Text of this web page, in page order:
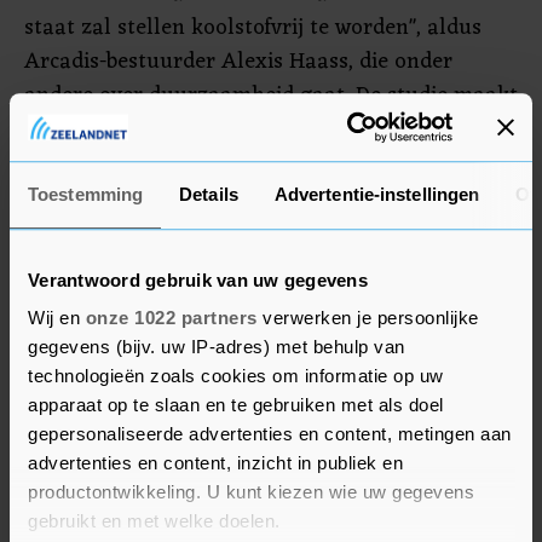
Toestemming Details Advertentie-instellingen
Verantwoord gebruik van uw gegevens
Wij en onze 1022 partners verwerken je persoonlijke
gegevens (bijv. uw IP-adres) met behulp van
technologieën zoals cookies om informatie op uw
apparaat op te slaan en te gebruiken met als doel
gepersonaliseerde advertenties en content, metingen aan
advertenties en content, inzicht in publiek en
productontwikkeling. U kunt kiezen wie uw gegevens
gebruikt en met welke doelen.
staat zal stellen koolstofvrij te worden", aldus
Arcadis-bestuurder Alexis Haass, die onder
andere over duurzaamheid gaat. De studie maakt
gebruik van een macro-economisch model van
mondiale economische en energiesystemen en
belicht gegevens van tien markten: Nederland,
Australië, België, Brazilië, China, Frankrijk,
Duitsland, India, het Verenigd Koninkrijk en de
Verenigde Staten.
Volgens het klimaatrapport van VN-panel IPCC
is opwarming van de aarde met minder dan 1,5
graad al niet meer haalbaar. Daarnaast is het
stijgen van de zeespiegel onomkeerbaar.
Evengoed is een sterke vermindering van de CO2-
uitstoot en van andere broeikasgassen essentieel